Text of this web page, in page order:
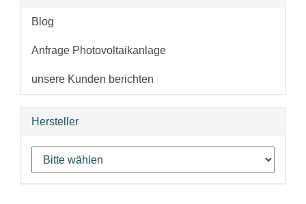
Blog
Anfrage Photovoltaikanlage
unsere Kunden berichten
Hersteller